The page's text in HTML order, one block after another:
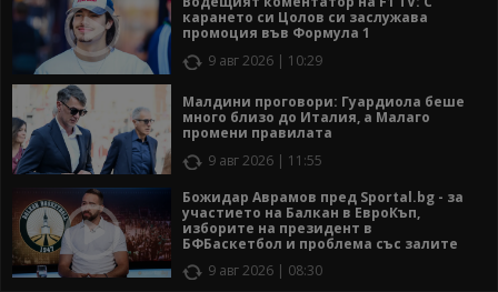
карането си Цолов си заслужава
промоция във Формула 1
9 авг 2026 | 10:29
Малдини проговори: Гуардиола беше
много близо до Италия, а Малаго
промени правилата
9 авг 2026 | 11:55
Божидар Аврамов пред Sportal.bg - за
участието на Балкан в ЕвроКъп,
изборите на президент в
БФБаскетбол и проблема със залите
9 авг 2026 | 08:30